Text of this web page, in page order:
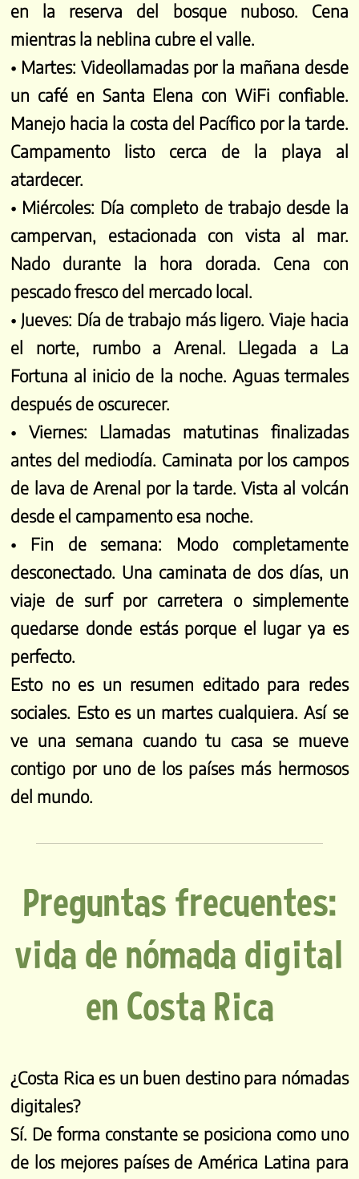
en la reserva del bosque nuboso. Cena
mientras la neblina cubre el valle.
• Martes: Videollamadas por la mañana desde
un café en Santa Elena con WiFi confiable.
Manejo hacia la costa del Pacífico por la tarde.
Campamento listo cerca de la playa al
atardecer.
• Miércoles: Día completo de trabajo desde la
campervan, estacionada con vista al mar.
Nado durante la hora dorada. Cena con
pescado fresco del mercado local.
• Jueves: Día de trabajo más ligero. Viaje hacia
el norte, rumbo a Arenal. Llegada a La
Fortuna al inicio de la noche. Aguas termales
después de oscurecer.
• Viernes: Llamadas matutinas finalizadas
antes del mediodía. Caminata por los campos
de lava de Arenal por la tarde. Vista al volcán
desde el campamento esa noche.
• Fin de semana: Modo completamente
desconectado. Una caminata de dos días, un
viaje de surf por carretera o simplemente
quedarse donde estás porque el lugar ya es
perfecto.
Esto no es un resumen editado para redes
sociales. Esto es un martes cualquiera. Así se
ve una semana cuando tu casa se mueve
contigo por uno de los países más hermosos
del mundo.
Preguntas frecuentes:
vida de nómada digital
en Costa Rica
¿Costa Rica es un buen destino para nómadas
digitales?
Sí. De forma constante se posiciona como uno
de los mejores países de América Latina para